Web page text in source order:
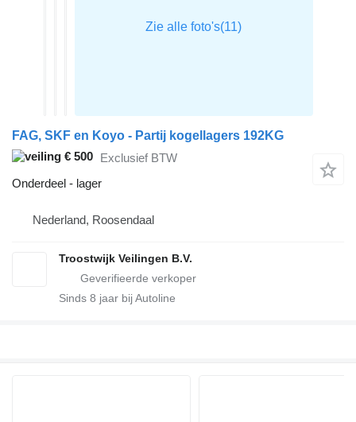
FAG, SKF en Koyo - Partij kogellagers 192KG
€ 500 Exclusief BTW
Onderdeel - lager
Nederland, Roosendaal
Troostwijk Veilingen B.V.
Sinds 8 jaar bij Autoline